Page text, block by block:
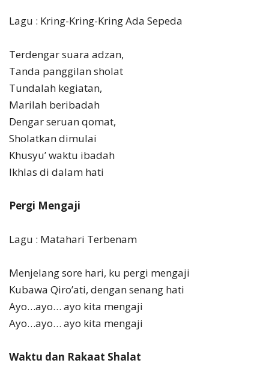
Lagu : Kring-Kring-Kring Ada Sepeda
Terdengar suara adzan,
Tanda panggilan sholat
Tundalah kegiatan,
Marilah beribadah
Dengar seruan qomat,
Sholatkan dimulai
Khusyu’ waktu ibadah
Ikhlas di dalam hati
Pergi Mengaji
Lagu : Matahari Terbenam
Menjelang sore hari, ku pergi mengaji
Kubawa Qiro’ati, dengan senang hati
Ayo…ayo… ayo kita mengaji
Ayo…ayo… ayo kita mengaji
Waktu dan Rakaat Shalat